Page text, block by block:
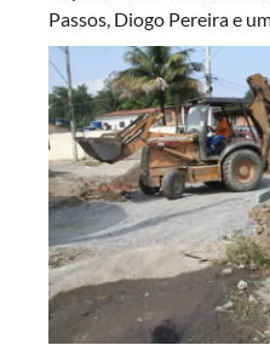
Passos, Diogo Pereira e